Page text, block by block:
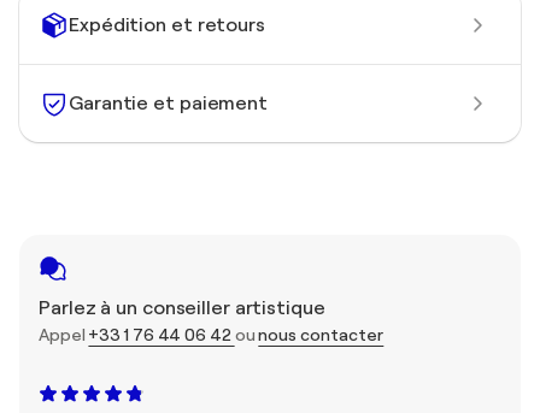
Expédition et retours
Garantie et paiement
Parlez à un conseiller artistique
Appel +33 1 76 44 06 42 ounous contacter